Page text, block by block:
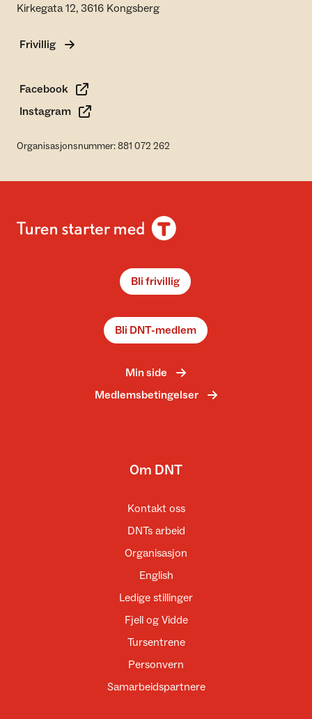
Kirkegata 12, 3616 Kongsberg
Frivillig
Facebook
Instagram
Organisasjonsnummer: 881 072 262
Bli frivillig
Bli DNT-medlem
Min side
Medlemsbetingelser
Om DNT
Kontakt oss
DNTs arbeid
Organisasjon
English
Ledige stillinger
Fjell og Vidde
Tursentrene
Personvern
Samarbeidspartnere